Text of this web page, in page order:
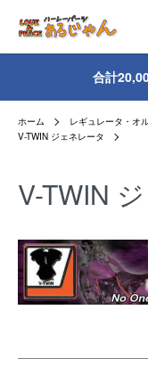
合計
ホーム
レギュレータ・オ
V-TWIN ジェネレータ
V-TWIN